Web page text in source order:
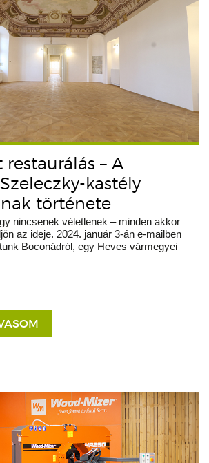
– A
kastély
története
nincsenek véletlenek – minden akkor
az ideje. 2024. január 3-án e-mailben
Boconádról, egy Heves vármegyei